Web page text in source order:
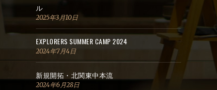
ル
2025年3月10日
EXPLORERS SUMMER CAMP 2024
2024年7月4日
新規開拓・北関東中本流
2024年6月28日